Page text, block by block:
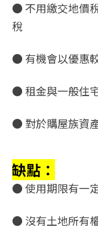
● 不用繳交地價
稅
● 有機會以優惠
● 租金與一般住
● 對於購屋族資
缺點：
● 使用期限有一
● 沒有土地所有